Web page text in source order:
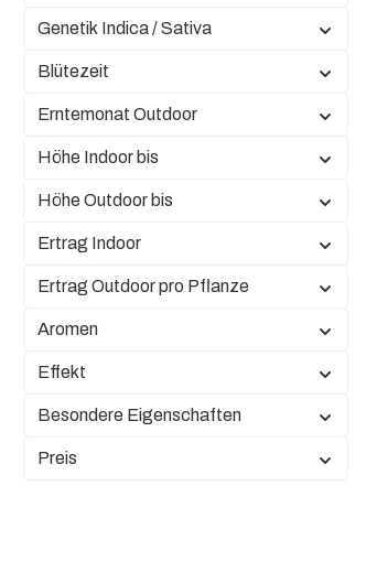
Genetik Indica / Sativa
Blütezeit
Erntemonat Outdoor
Höhe Indoor bis
Höhe Outdoor bis
Ertrag Indoor
Ertrag Outdoor pro Pflanze
Aromen
Effekt
Besondere Eigenschaften
Preis